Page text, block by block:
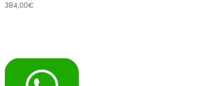
384,00€